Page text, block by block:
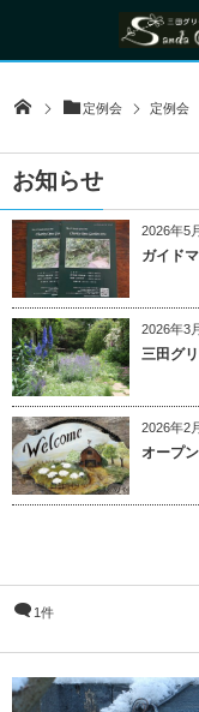
定例会 定例会
お知らせ
2026年5
ガイド
2026年3
三田グ
2026年2
オープ
1件